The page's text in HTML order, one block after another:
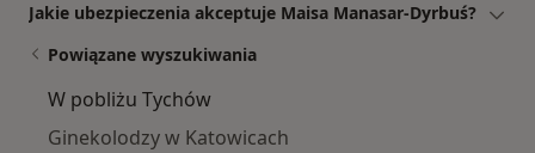
Jakie ubezpieczenia akceptuje Maisa Manasar-Dyrbuś?
Powiązane wyszukiwania
W pobliżu Tychów
Ginekolodzy w Katowicach